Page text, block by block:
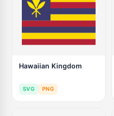
Hawaiian Kingdom
SVG PNG